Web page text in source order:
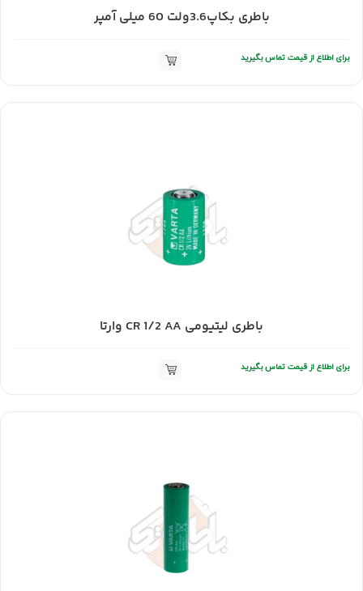
باطری بکاپ3.6ولت 60 میلی آمپر
برای اطلاع از قیمت تماس بگیرید
باطری لیتیومی CR 1/2 AA وارتا
برای اطلاع از قیمت تماس بگیرید